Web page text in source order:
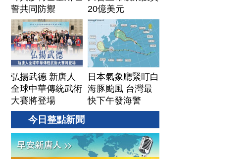
誓共同防禦
20億美元
弘揚武德 新唐人
全球中華傳統武術
大賽將登場
日本氣象廳緊盯白
海豚颱風 台灣最
快下午發海警
今日整點新聞